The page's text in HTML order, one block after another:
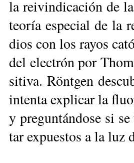
la rei­vin­di­ca­ción de
teo­ría es­pe­cial de la
dios con los ra­yos
del elec­trón por
si­ti­va. Rönt­gen
in­ten­ta ex­pli­car la
y pre­gun­tán­do­se si
tar ex­pues­tos a la luz